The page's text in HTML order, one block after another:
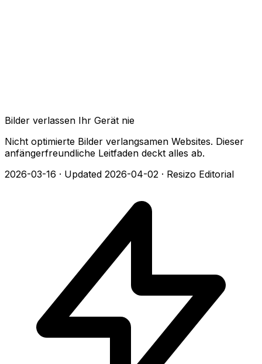
Bilder verlassen Ihr Gerät nie
Nicht optimierte Bilder verlangsamen Websites. Dieser
anfängerfreundliche Leitfaden deckt alles ab.
2026-03-16 · Updated 2026-04-02 · Resizo Editorial